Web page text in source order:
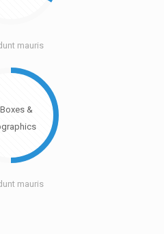
mauris
mauris